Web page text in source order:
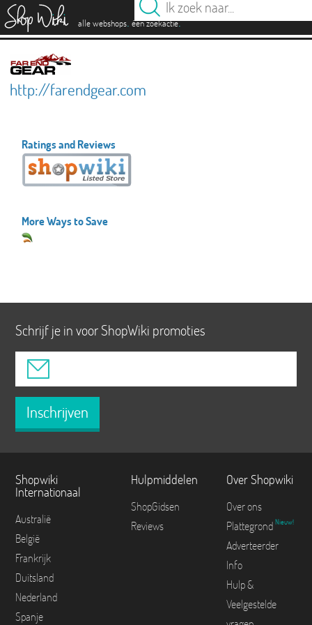
alle webshops. één zoekactie.
http://farendgear.com
Ratings and Reviews
More Ways to Save
Schrijf je in voor ShopWiki promoties
Inschrijven
Shopwiki
Internationaal
Australië
België
Frankrijk
Duitsland
Nederland
Spanje
Hulpmiddelen
ShopGidsen
Reviews
Over Shopwiki
Over ons
Plattegrond Nieuw!
Adverteerder
Info
Hulp &
Veelgestelde